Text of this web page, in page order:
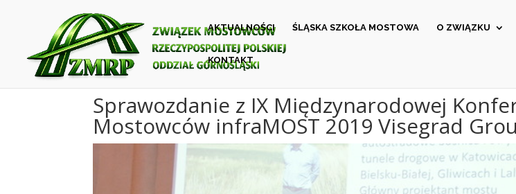
AKTUALNOŚCI ŚLĄSKA SZKOŁA MOSTOWA O ZWIĄZKU
KONTAKT
Sprawozdanie z IX Międzynarodowej
Mostowców infraMOST 2019 Visegrad